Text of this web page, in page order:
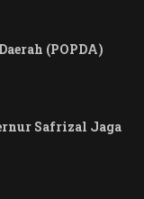
(POPDA)
Safrizal Jaga